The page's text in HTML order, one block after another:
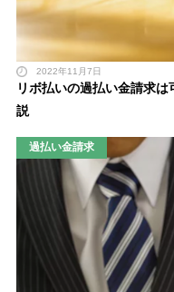
2022年11月7日
リボ払いの過払い金請求
説
過払い金請求